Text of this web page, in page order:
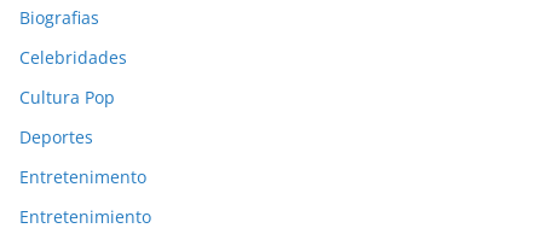
Biografias
Celebridades
Cultura Pop
Deportes
Entretenimento
Entretenimiento